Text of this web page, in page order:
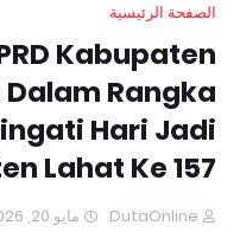
الصفحة الرئيسية
Kabupaten
Rangka
Hari Jadi
Lahat Ke 157
DutaOnline مايو 20, 2026